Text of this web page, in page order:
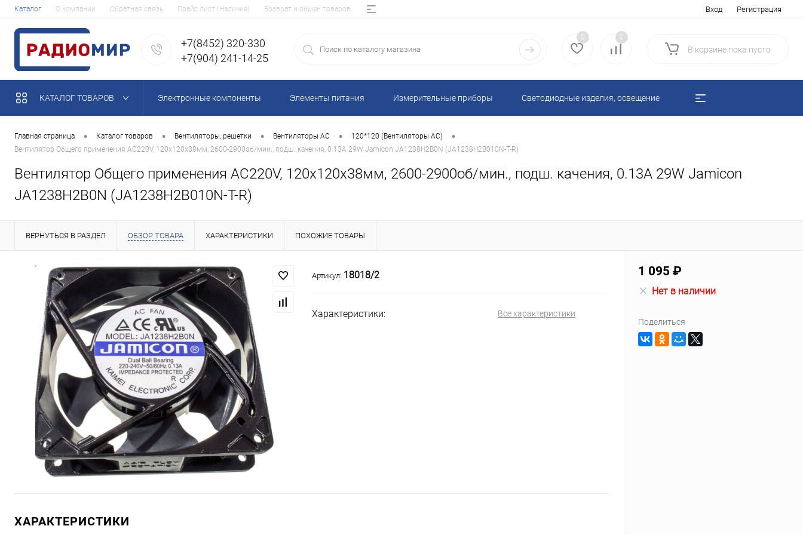
Каталог О компании Обратная связь Прайс лист (Наличие) Возврат и обмен товаров Вход Регистрация
+7(8452) 320-330
+7(904) 241-14-25
0 0
В корзине пока пусто
КАТАЛОГ ТОВАРОВ Электронные компоненты Элементы питания Измерительные приборы Светодиодные изделия, освещение
Главная страница • Каталог товаров • Вентиляторы, решетки • Вентиляторы AC • 120*120 (Вентиляторы AC) •
Вентилятор Общего применения AC220V, 120x120x38мм, 2600-2900об/мин., подш. качения, 0.13A 29W Jamicon JA1238H2B0N (JA1238H2B010N-T-R)
Вентилятор Общего применения AC220V, 120x120x38мм, 2600-2900об/мин., подш. качения, 0.13A 29W Jamicon
JA1238H2B0N (JA1238H2B010N-T-R)
ВЕРНУТЬСЯ В РАЗДЕЛ ОБЗОР ТОВАРА ХАРАКТЕРИСТИКИ ПОХОЖИЕ ТОВАРЫ
Артикул: 18018/2
Характеристики: Все характеристики
ХАРАКТЕРИСТИКИ
1 095 ₽
Нет в наличии
Поделиться